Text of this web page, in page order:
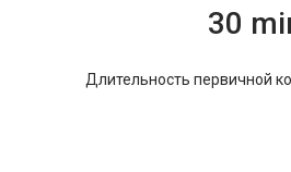
30
Длительность первичной